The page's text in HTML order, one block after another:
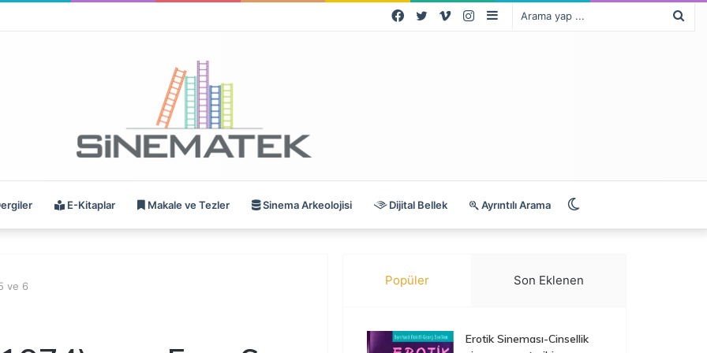
Kenar
Instagram
Vimeo
Twitter
Facebook
E-Kitaplar Makale ve Tezler Sinema Arkeolojisi Dijital Bellek Ayrıntılı Arama
ve 6 Popüler Son Eklenen
Erotik Sineması-Cinsellik